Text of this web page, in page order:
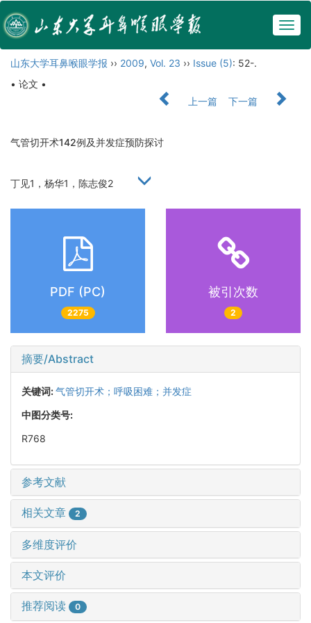
山东大学耳鼻喉眼学报 ›› 2009, Vol. 23 ›› Issue (5): 52-.
• 论文 •
上一篇
下一篇
气管切开术142例及并发症预防探讨
丁见1，杨华1，陈志俊2
PDF (PC)
2275
被引次数
2
摘要/Abstract
关键词:气管切开术；呼吸困难；并发症
中图分类号:
R768
参考文献
相关文章 2
多维度评价
本文评价
推荐阅读 0